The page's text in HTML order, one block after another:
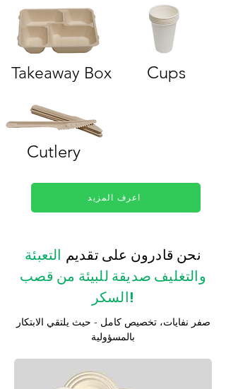
Takeaway Box Cups
Cutlery
اعرف المزيد
نحن قادرون على تقديم التعبئة
والتغليف صديقة للبيئة من قصب
السكر!
صفر نفايات، تخصيص كامل - حيث يلتقي الابتكار
بالمسؤولية